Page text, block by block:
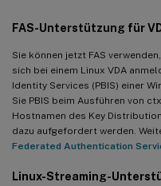
FAS-Unterstützung für
Sie können jetzt FAS
sich bei einem Linux VDA
Identity Services (PBIS) einer
Sie PBIS beim Ausführen von
Hostnamen des Key
dazu aufgefordert werden.
Federated Authentication
Linux-Streaming-